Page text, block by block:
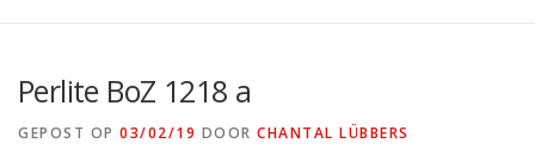
XITRAC INTERGROUP
Perlite BoZ 1218 a
GEPOST OP 03/02/19 DOOR CHANTAL LÜBBERS